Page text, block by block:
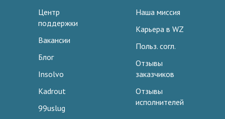
Центр
поддержки
Вакансии
Блог
Insolvo
Kadrout
99uslug
Наша миссия
Карьера в WZ
Польз. согл.
Отзывы
заказчиков
Отзывы
исполнителей